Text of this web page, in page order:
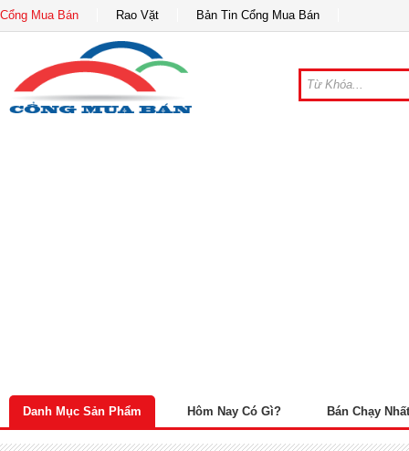
Cổng Mua Bán Rao Vặt Bản Tin Cổng Mua Bán
Danh Mục Sản Phẩm Hôm Nay Có Gì? Bán Chạy Nhất